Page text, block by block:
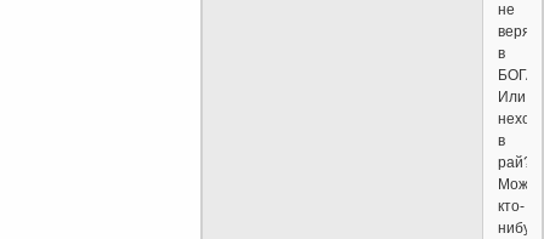
не
верят
в
БОГА?
Или
в
рай?
Может
кто-